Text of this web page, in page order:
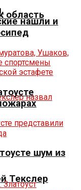
область
Текслер
нашли и
шум из